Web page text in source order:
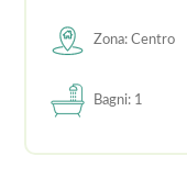
Zona: Centro
Bagni: 1